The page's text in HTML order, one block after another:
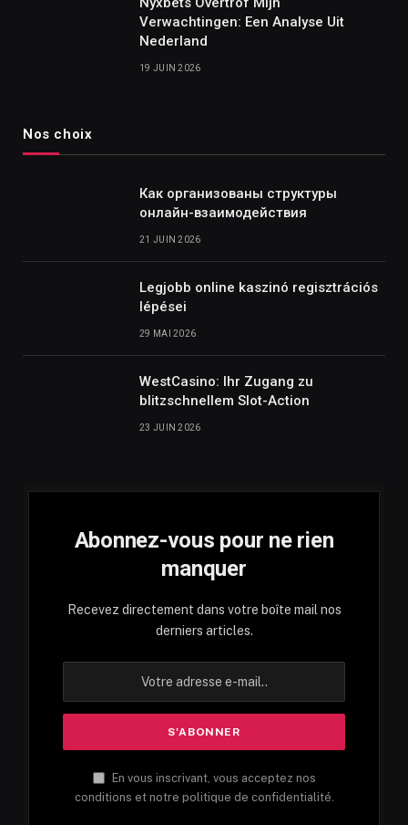
Verwachtingen: Een Analyse Uit
Nederland
19 JUIN 2026
Nos choix
Как организованы структуры
онлайн-взаимодействия
21 JUIN 2026
Legjobb online kaszinó regisztrációs
lépései
29 MAI 2026
WestCasino: Ihr Zugang zu
blitzschnellem Slot-Action
23 JUIN 2026
Abonnez-vous pour ne rien
manquer
Recevez directement dans votre boîte mail nos
derniers articles.
En vous inscrivant, vous acceptez nos
conditions et notre politique de confidentialité.